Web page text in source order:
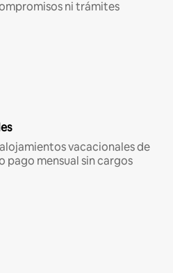
ni trámites
vacacionales de
pago mensual sin cargos